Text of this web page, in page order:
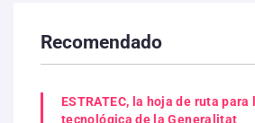
Recomendado
ESTRATEC, la hoja de ruta
tecnológica de la Generalitat